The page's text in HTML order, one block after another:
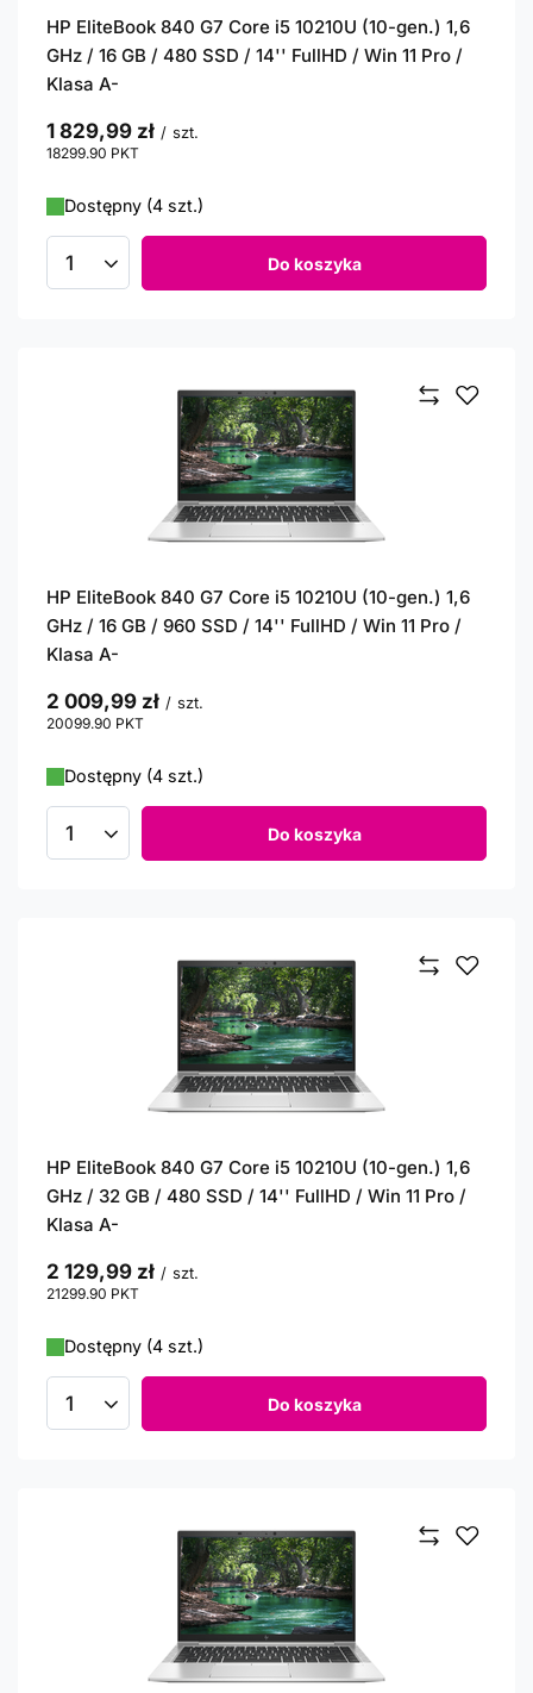
HP EliteBook 840 G7 Core i5 10210U (10-gen.) 1,6
GHz / 16 GB / 480 SSD / 14'' FullHD / Win 11 Pro /
Klasa A-
1 829,99 zł / szt.
18299.90 PKT
Dostępny (4 szt.)
Ilość produktów Do koszyka
HP EliteBook 840 G7 Core i5 10210U (10-gen.) 1,6
GHz / 16 GB / 960 SSD / 14'' FullHD / Win 11 Pro /
Klasa A-
2 009,99 zł / szt.
20099.90 PKT
Dostępny (4 szt.)
Ilość produktów Do koszyka
HP EliteBook 840 G7 Core i5 10210U (10-gen.) 1,6
GHz / 32 GB / 480 SSD / 14'' FullHD / Win 11 Pro /
Klasa A-
2 129,99 zł / szt.
21299.90 PKT
Dostępny (4 szt.)
Ilość produktów Do koszyka